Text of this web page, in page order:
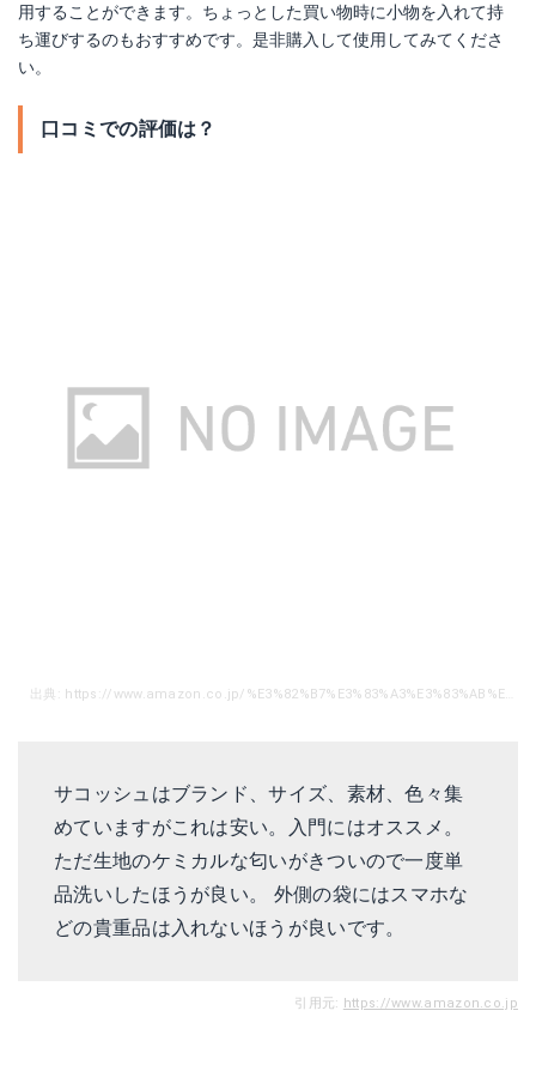
用することができます。ちょっとした買い物時に小物を入れて持
ち運びするのもおすすめです。是非購入して使用してみてくださ
い。
口コミでの評価は？
サコッシュはブランド、サイズ、素材、色々集
めていますがこれは安い。入門にはオススメ。
ただ生地のケミカルな匂いがきついので一度単
品洗いしたほうが良い。 外側の袋にはスマホな
どの貴重品は入れないほうが良いです。
引用元: https://www.amazon.co.jp